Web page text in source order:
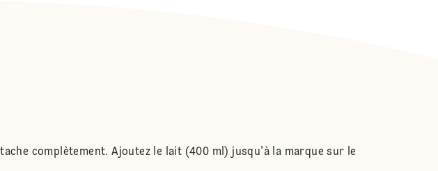
complètement. Ajoutez le lait (400 ml) jusqu’à la marque sur le